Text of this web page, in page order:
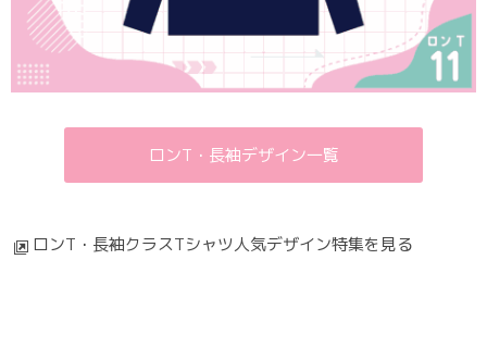
ロンT・長袖デザイン一覧
ロンT・長袖クラスTシャツ人気デザイン特集を見る